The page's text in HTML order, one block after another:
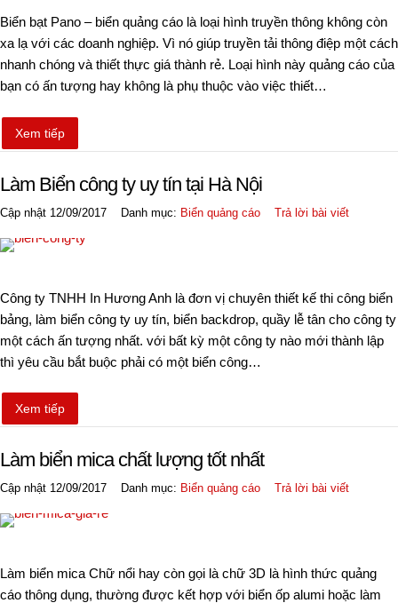
Biển bạt Pano – biển quảng cáo là loại hình truyền thông không còn
xa lạ với các doanh nghiệp. Vì nó giúp truyền tải thông điệp một cách
nhanh chóng và thiết thực giá thành rẻ. Loại hình này quảng cáo của
bạn có ấn tượng hay không là phụ thuộc vào việc thiết…
Xem tiếp
Làm Biển công ty uy tín tại Hà Nội
Cập nhật 12/09/2017 Danh mục: Biển quảng cáo Trả lời bài viết
Công ty TNHH In Hương Anh là đơn vị chuyên thiết kế thi công biển
bảng, làm biển công ty uy tín, biển backdrop, quầy lễ tân cho công ty
một cách ấn tượng nhất. với bất kỳ một công ty nào mới thành lập
thì yêu cầu bắt buộc phải có một biển công…
Xem tiếp
Làm biển mica chất lượng tốt nhất
Cập nhật 12/09/2017 Danh mục: Biển quảng cáo Trả lời bài viết
Làm biển mica Chữ nổi hay còn gọi là chữ 3D là hình thức quảng
cáo thông dụng, thường được kết hợp với biển ốp alumi hoặc làm